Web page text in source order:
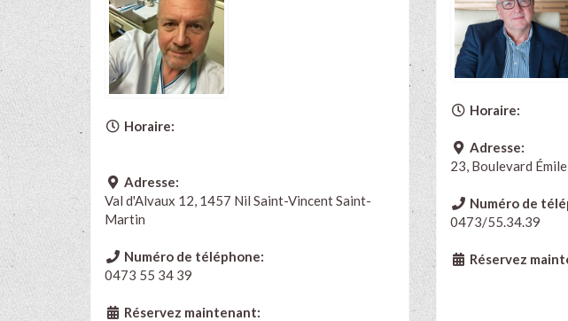
Horaire:
Adresse:
Val d'Alvaux 12, 1457 Nil Saint-Vincent Saint-
Martin
Numéro de téléphone:
0473 55 34 39
Réservez maintenant:
Horaire:
Adresse:
23, Boulevard
Numéro de
0473/55.34.39
Réservez